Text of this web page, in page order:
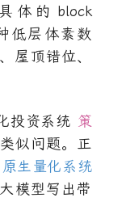
体的 block
低层体素数
屋顶错位、
投资系统 策
似问题。正
原生量化系统
模型写出带